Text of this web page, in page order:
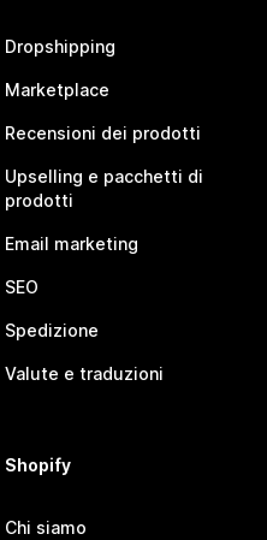
Dropshipping
Marketplace
Recensioni dei prodotti
Upselling e pacchetti di
prodotti
Email marketing
SEO
Spedizione
Valute e traduzioni
Shopify
Chi siamo